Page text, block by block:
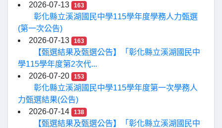
2026-07-13
163
彰化縣立溪湖國民中學115學年度學務人力甄選
(第一次公告)
2026-07-13
163
【甄選結果及甄選公告】「彰化縣立溪湖國民中
學115學年度第2次代...
2026-07-20
153
彰化縣立溪湖國民中學115學年度第一次學務人
力甄選結果(公告)
2026-07-14
138
【甄選結果及甄選公告】「彰化縣立溪湖國民中